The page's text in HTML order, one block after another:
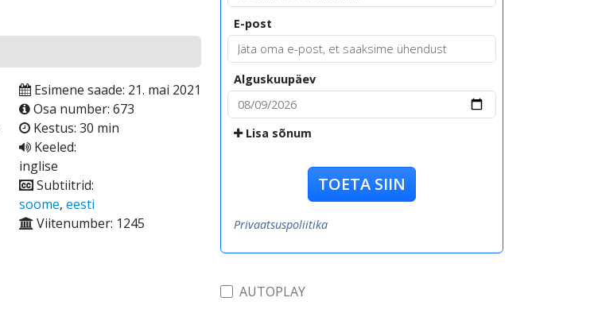
Esimene saade: 21. mai 2021
Osa number: 673
Kestus: 30 min
Keeled:
inglise
Subtiitrid:
soome, eesti
Viitenumber: 1245
E-post
Alguskuupäev
Lisa sõnum
TOETA SIIN
Privaatsuspoliitika
AUTOPLAY